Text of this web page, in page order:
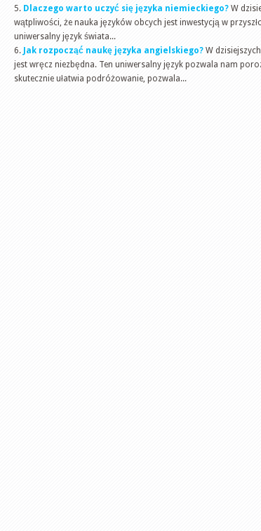
Dlaczego warto uczyć się języka niemieckiego? W
wątpliwości, że nauka języków obcych jest inwestycją w
uniwersalny język świata...
Jak rozpocząć naukę języka angielskiego? W
jest wręcz niezbędna. Ten uniwersalny język pozwala nam
skutecznie ułatwia podróżowanie, pozwala...